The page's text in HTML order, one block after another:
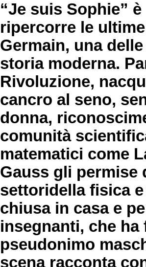
“Je suis Sophie”
ripercorre le
Germain, una
storia moderna.
Rivoluzione,
cancro al seno,
donna,
comunità
matematici come
Gauss gli
settoridella fisica
chiusa in casa e
insegnanti, che
pseudonimo
scena racconta